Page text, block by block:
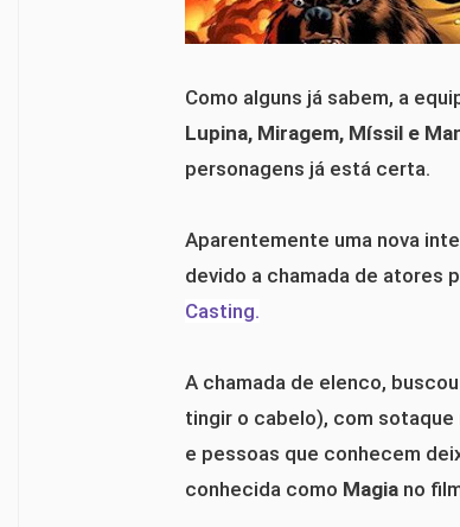
Como alguns já sabem, a
Lupina, Miragem, Míssil e
personagens já está certa.
Aparentemente uma nova
devido a chamada de atores
Casting.
A chamada de elenco,
tingir o cabelo), com
e pessoas que conhecem
conhecida como Magia no